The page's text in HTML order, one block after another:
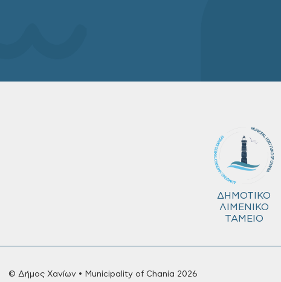
ΔΗΜΟΤΙΚΟ
ΛΙΜΕΝΙΚΟ
ΤΑΜΕΙΟ
© Δήμος Χανίων • Municipality of Chania 2026